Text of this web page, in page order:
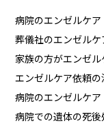
病院のエンゼルケア
葬儀社のエンゼルケ
家族の方がエンゼ
エンゼルケア依頼の
病院のエンゼルケア
病院での遺体の死